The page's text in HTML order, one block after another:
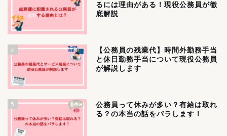
るには理由がある！現役公務員が徹
底解説
4
【公務員の残業代】時間外勤務手当
と休日勤務手当について現役公務員
が解説します
5
公務員って休みが多い？有給は取れ
る？の本当の話をバラします！